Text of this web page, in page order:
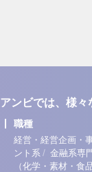
アンビでは、様々
職種
経営・経営企画・
ント系 / 金融系専
（化学・素材・食